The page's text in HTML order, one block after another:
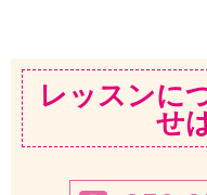
レッスンに
せ